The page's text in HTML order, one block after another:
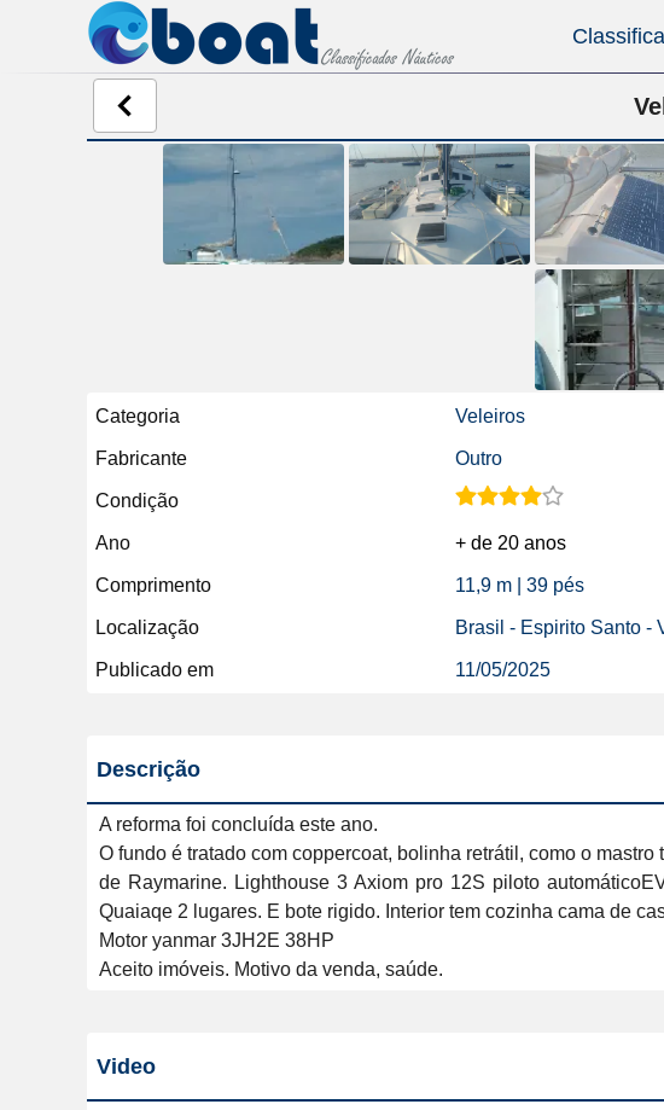
Categoria Veleiros
Fabricante Outro
Condição
Ano + de 20 anos
Comprimento 11,9 m | 39 pés
Localização Brasil - Espirito Santo -
Publicado em 11/05/2025
Descrição
A reforma foi concluída este ano.
O fundo é tratado com coppercoat, bolinha retrátil, como o
de Raymarine. Lighthouse 3 Axiom pro 12S piloto
Quaiaqe 2 lugares. E bote rigido. Interior tem cozinha cama de
Motor yanmar 3JH2E 38HP
Aceito imóveis. Motivo da venda, saúde.
Video